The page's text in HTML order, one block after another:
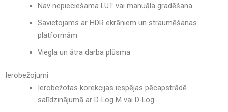
Nav nepieciešama LUT vai manuāla gradēšana
Savietojams ar HDR ekrāniem un straumēšanas
platformām
Viegla un ātra darba plūsma
Ierobežojumi
Ierobežotas korekcijas iespējas pēcapstrādē
salīdzinājumā ar D-Log M vai D-Log